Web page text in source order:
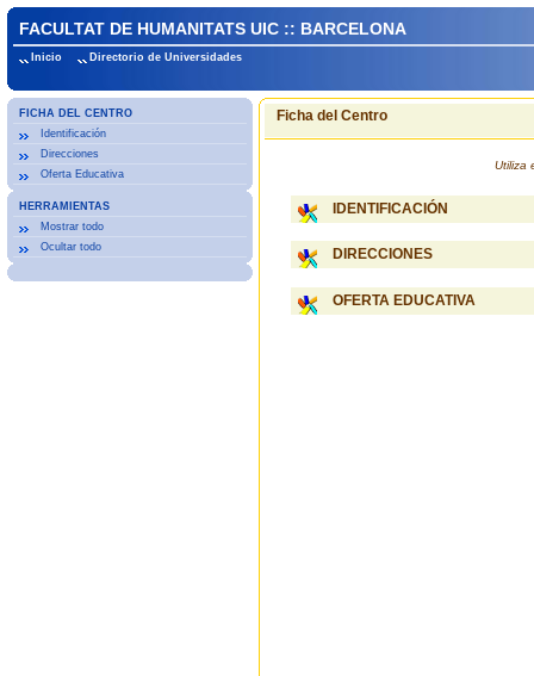
FACULTAT DE HUMANITATS UIC :: BARCELONA
Inicio Directorio de Universidades
FICHA DEL CENTRO
Identificación
Direcciones
Oferta Educativa
HERRAMIENTAS
Mostrar todo
Ocultar todo
Ficha del Centro
Utiliza
IDENTIFICACIÓN
DIRECCIONES
OFERTA EDUCATIVA